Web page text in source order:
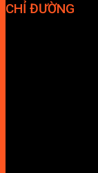
CHỈ ĐƯỜNG